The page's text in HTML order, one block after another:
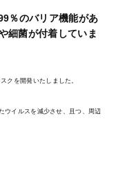
％のバリア機能があ
細菌が付着していま
クを開発いたしました。
ウイルスを減少させ、且つ、周辺